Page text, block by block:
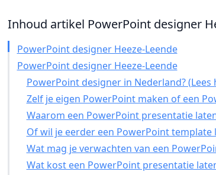
Inhoud artikel PowerPoint designer
PowerPoint designer Heeze-Leende
PowerPoint designer Heeze-Leende
PowerPoint designer in Nederland?
Zelf je eigen PowerPoint maken of een
Waarom een PowerPoint presentatie
Of wil je eerder een PowerPoint template
Wat mag je verwachten van een
Wat kost een PowerPoint presentatie